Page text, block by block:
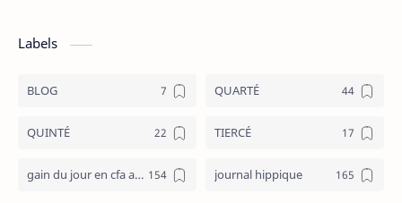
Labels
BLOG QUARTÉ
QUINTÉ TIERCÉ
gain du jour en cfa aujourd hui journal hippique